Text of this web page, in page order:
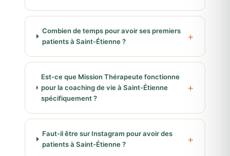
Combien de temps pour avoir ses premiers
patients à Saint-Étienne ?
Est-ce que Mission Thérapeute fonctionne
pour la coaching de vie à Saint-Étienne
spécifiquement ?
Faut-il être sur Instagram pour avoir des
patients à Saint-Étienne ?